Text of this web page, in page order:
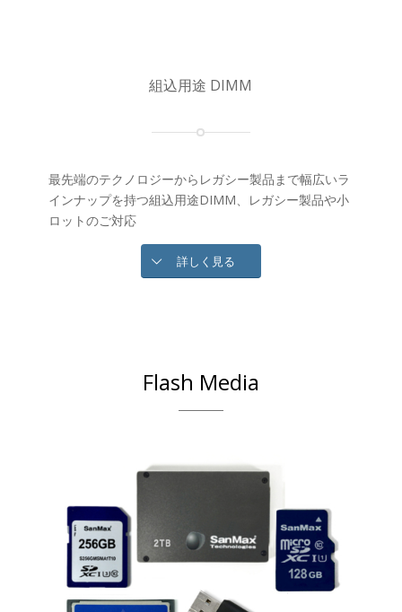
組込用途 DIMM
最先端のテクノロジーからレガシー製品まで幅広いラ
インナップを持つ組込用途DIMM、レガシー製品や小
ロットのご対応
詳しく見る
Flash Media